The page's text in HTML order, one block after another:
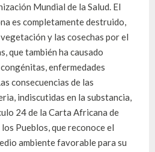
Mundial de la Salud. El
es completamente destruido,
y las cosechas por el
que también ha causado
enfermedades
consecuencias de las
indiscutidas en la substancia,
24 de la Carta Africana de
Pueblos, que reconoce el
ambiente favorable para su